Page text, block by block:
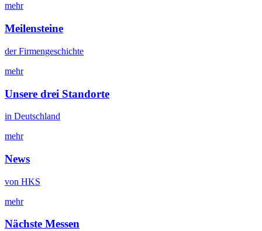
mehr
Meilensteine
der Firmengeschichte
mehr
Unsere drei Standorte
in Deutschland
mehr
News
von HKS
mehr
Nächste Messen